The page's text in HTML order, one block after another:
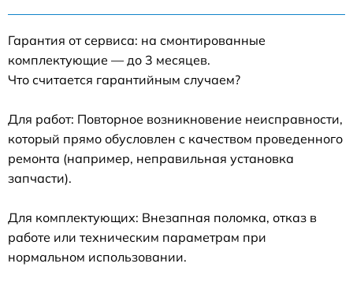
Гарантия от сервиса: на смонтированные
комплектующие — до 3 месяцев.
Что считается гарантийным случаем?
Для работ: Повторное возникновение неисправности,
который прямо обусловлен с качеством проведенного
ремонта (например, неправильная установка
запчасти).
Для комплектующих: Внезапная поломка, отказ в
работе или техническим параметрам при
нормальном использовании.